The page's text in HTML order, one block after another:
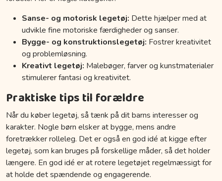
Sanse- og motorisk legetøj: Dette hjælper med at
udvikle fine motoriske færdigheder og sanser.
Bygge- og konstruktionslegetøj: Fostrer kreativitet
og problemløsning.
Kreativt legetøj: Malebøger, farver og kunstmaterialer
stimulerer fantasi og kreativitet.
Praktiske tips til forældre
Når du køber legetøj, så tænk på dit barns interesser og
karakter. Nogle børn elsker at bygge, mens andre
foretrækker rolleleg. Det er også en god idé at kigge efter
legetøj, som kan bruges på forskellige måder, så det holder
længere. En god idé er at rotere legetøjet regelmæssigt for
at holde det spændende og engagerende.